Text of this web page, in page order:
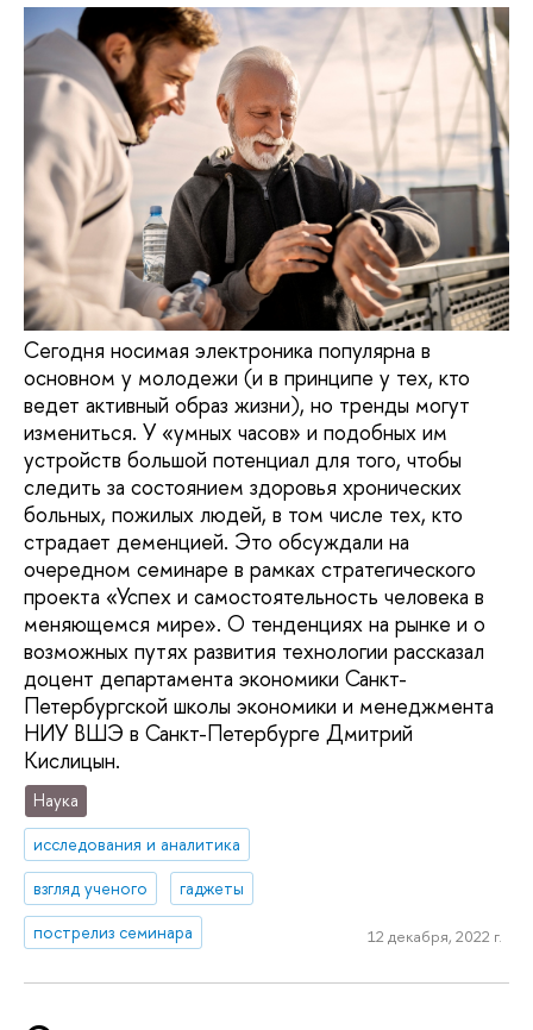
Сегодня носимая электроника популярна в
основном у молодежи (и в принципе у тех, кто
ведет активный образ жизни), но тренды могут
измениться. У «умных часов» и подобных им
устройств большой потенциал для того, чтобы
следить за состоянием здоровья хронических
больных, пожилых людей, в том числе тех, кто
страдает деменцией. Это обсуждали на
очередном семинаре в рамках стратегического
проекта «Успех и самостоятельность человека в
меняющемся мире». О тенденциях на рынке и о
возможных путях развития технологии рассказал
доцент департамента экономики Санкт-
Петербургской школы экономики и менеджмента
НИУ ВШЭ в Санкт-Петербурге Дмитрий
Кислицын.
Наука
исследования и аналитика
взгляд ученого
гаджеты
пострелиз семинара
12 декабря, 2022 г.